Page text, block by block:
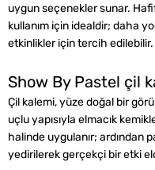
uygun seçenekler sunar.
kullanım için idealdir; daha
etkinlikler için tercih edilebilir.
Show By Pastel çil
Çil kalemi, yüze doğal bir
uçlu yapısıyla elmacık
halinde uygulanır; ardından
yedirilerek gerçekçi bir etki